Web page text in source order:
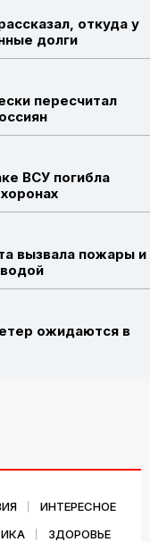
откуда у
долги
пересчитал
ВСУ погибла
вызвала пожары и
ожидаются в
ИНТЕРЕСНОЕ
ЗДОРОВЬЕ